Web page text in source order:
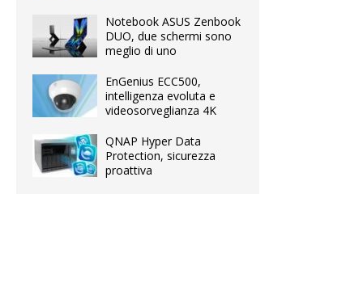
Notebook ASUS Zenbook
DUO, due schermi sono
meglio di uno
EnGenius ECC500,
intelligenza evoluta e
videosorveglianza 4K
QNAP Hyper Data
Protection, sicurezza
proattiva